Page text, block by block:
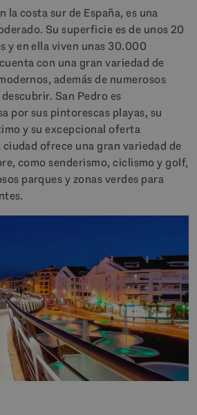
la costa sur de España, es una
Su superficie es de unos 20
y en ella viven unas 30.000
con una gran variedad de
además de numerosos
San Pedro es
por sus pintorescas playas, su
y su excepcional oferta
ofrece una gran variedad de
como senderismo, ciclismo y golf,
parques y zonas verdes para